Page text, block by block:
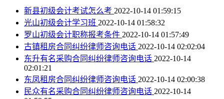
新县初级会计考试怎么考 2022-10-14 01:59:15
光山初级会计学习班 2022-10-14 01:58:32
罗山初级会计职称报考条件 2022-10-14 01:57:49
古镇租房合同纠纷律师咨询电话 2022-10-14 02:02:04
东升有名采购合同纠纷律师咨询电话 2022-10-14
02:01:21
东凤租房合同纠纷律师咨询电话 2022-10-14 02:00:38
民众有名采购合同纠纷律师咨询电话 2022-10-14